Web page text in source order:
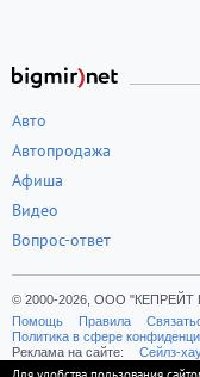
Авто
Автопродажа
Афиша
Видео
Вопрос-ответ
© 2000-2026, ООО "КЕПРЕЙТ
Помощь
Правила
Политика в сфере
Реклама на сайте:
Cейлз-